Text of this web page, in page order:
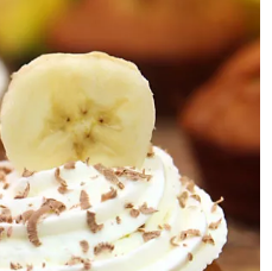
Przetwory
Posiłki
Zdrowo i fit
Kuchnie świata